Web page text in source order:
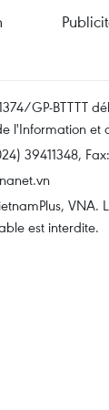
GP-BTTTT
l'Information et
39411348,
VNA.
est interdite.